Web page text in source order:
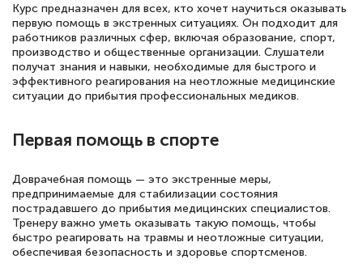
подготовиться к тестированию. Это
книги, методические рекомендации,
статьи. Времени на подготовку
достаточно. Курс помогает пройти
аттестацию в школе. Спасибо!
Евгения Коротких
Знаток города 2 уровня
12 марта 2026
Спасибо большое Академии! Грамотное,
Курс предназначен для всех, кто хочет научиться оказывать
первую помощь в экстренных ситуациях. Он подходит для
работников различных сфер, включая образование, спорт,
производство и общественные организации. Слушатели
получат знания и навыки, необходимые для быстрого и
эффективного реагирования на неотложные медицинские
ситуации до прибытия профессиональных медиков.
Первая помощь в спорте
Доврачебная помощь — это экстренные меры,
предпринимаемые для стабилизации состояния
пострадавшего до прибытия медицинских специалистов.
Тренеру важно уметь оказывать такую помощь, чтобы
быстро реагировать на травмы и неотложные ситуации,
обеспечивая безопасность и здоровье спортсменов.